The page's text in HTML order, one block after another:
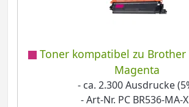
Toner kompatibel zu Brother
Magenta
- ca. 2.300 Ausdrucke
- Art-Nr. PC BR536-MA-